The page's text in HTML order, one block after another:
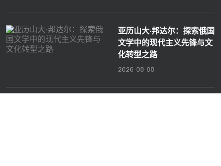
亚历山大·邦达尔：探索俄国
文学中的现代主义先锋与文
化转型之路
2026-08-08